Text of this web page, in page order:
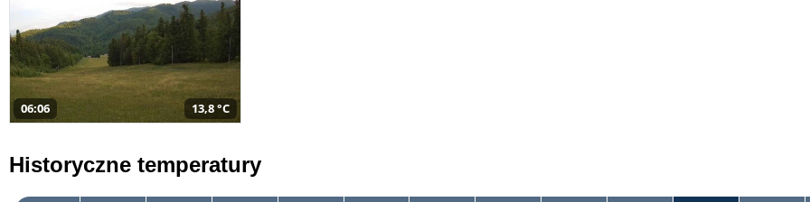
06:06 13,8 °C
Historyczne temperatury